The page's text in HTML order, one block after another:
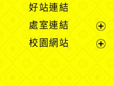
單
好站連結
處室連結
展
開
校園網站